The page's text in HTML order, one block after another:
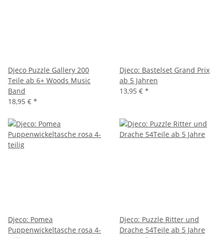
Djeco Puzzle Gallery 200
Teile ab 6+ Woods Music
Band
18,95 € *
Djeco: Bastelset Grand Prix
ab 5 Jahren
13,95 € *
Djeco: Pomea
Puppenwickeltasche rosa 4-
Djeco: Puzzle Ritter und
Drache 54Teile ab 5 Jahre